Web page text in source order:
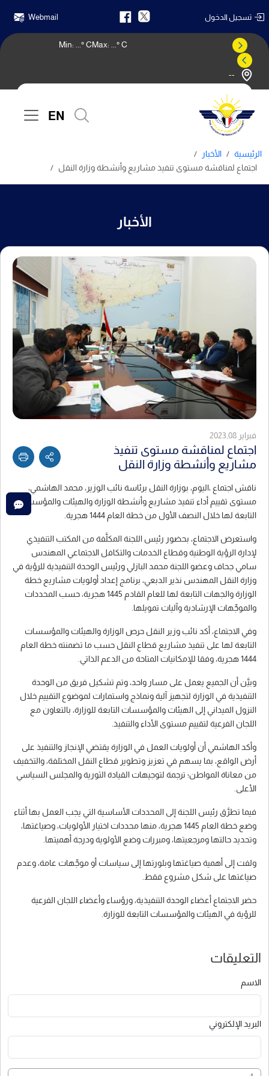
تسجيل الدخول Webmail
--
Max: ° C
Min: ° C
EN
الرئيسية
الأخبار
اجتماع لمناقشة مستوى تنفيذ مشاريع وأنشطة وزارة النقل
الأخبار
فبراير 2023,08
اجتماع لمناقشة مستوى تنفيذ
مشاريع وأنشطة وزارة النقل
ناقش اجتماع ،اليوم، بوزارة النقل برئاسة نائب الوزير، محمد الهاشمي،
مستوى تقييم أداء تنفيذ مشاريع وأنشطة الوزارة والهيئات والمؤسسات
التابعة لها خلال النصف الأول من خطة العام 1444 هجرية.
واستعرض الاجتماع، بحضور رئيس اللجنة المكلَّفة من المكتب التنفيذي
لإدارة الرؤية الوطنية وقطاع الخدمات والتكافل الاجتماعي المهندس
سامي جحاف وعضو اللجنة محمد البازلي ورئيس الوحدة التنفيذية للرؤية في
وزارة النقل المهندس نذير الدبعي، برنامج إعداد أولويات مشاريع خطة
الوزارة والجهات التابعة لها للعام القادم 1445 هجرية، حسب المحددات
والموجِّهات الإرشادية وآليات تمويلها.
وفي الاجتماع، أكد نائب وزير النقل حرص الوزارة والهيئات والمؤسسات
التابعة لها على تنفيذ مشاريع قطاع النقل حسب ما تضمنته خطة العام
1444 هجرية، وفقا للإمكانيات المتاحة من الدعم الذاتي.
وبيَّن أن الجميع يعمل على مسار واحد، وتم تشكيل فريق من الوحدة
التنفيذية في الوزارة لتجهيز آلية ونماذج واستمارات لموضوع التقييم خلال
النزول الميداني إلى الهيئات والمؤسسات التابعة للوزارة، بالتعاون مع
اللجان الفرعية لتقييم مستوى الأداء والتنفيذ.
وأكد الهاشمي أن أولويات العمل في الوزارة يقتضي الإنجاز والتنفيذ على
أرض الواقع، بما يسهم في تعزيز وتطوير قطاع النقل المختلفة، والتخفيف
من معاناة المواطن؛ ترجمة لتوجيهات القيادة الثورية والمجلس السياسي
الأعلى.
فيما تطرَّق رئيس اللجنة إلى المحددات الأساسية التي يجب العمل بها أثناء
وضع خطة العام 1445 هجرية، منها محددات اختيار الأولويات، وصياغتها،
وتحديد حالتها ومرجعيتها، ومبررات وضع الأولوية ودرجة أهميتها.
ولفت إلى أهمية صياغتها وبلورتها إلى سياسات أو موجِّهات عامة، وعدم
صياغتها على شكل مشروع فقط.
حضر الاجتماع أعضاء الوحدة التنفيذية، ورؤساء وأعضاء اللجان الفرعية
للرؤية في الهيئات والمؤسسات التابعة للوزارة.
التعليقات
الاسم
البريد الإلكتروني